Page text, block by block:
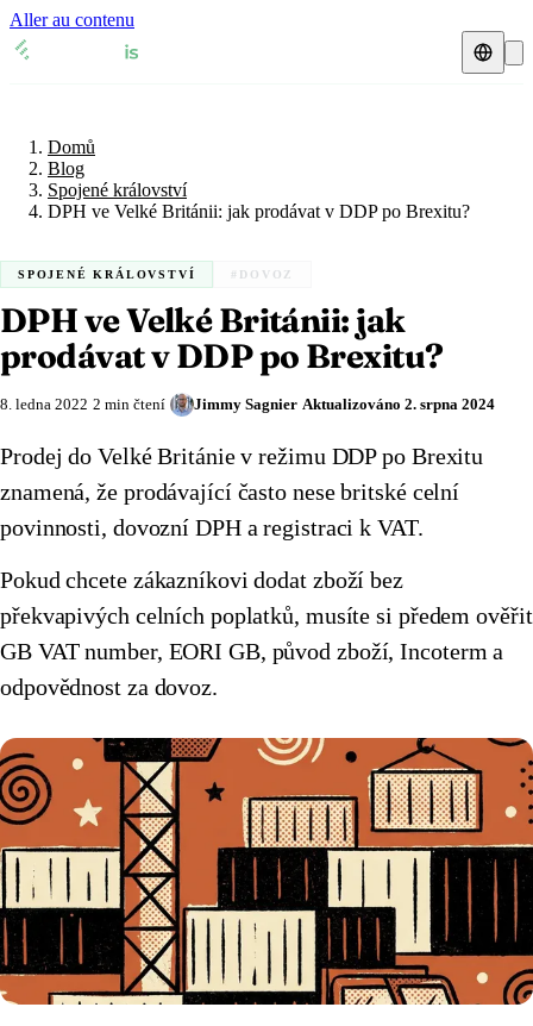
Aller au contenu
🇧🇪
🇧🇬 Bulharsko
🇨🇿 Česká republika
🇩🇰 Dánsko
🇪🇪 Estonsko
🇫🇷 Francie
🇭🇷 Chorvatsko
🇮🇪 Irsko
🇮🇹 Itálie
🇱🇻 Lotyšsko
🇱🇺 Lucembursko
🇭🇺 Maďarsko
🇲🇹 Malta
🇩🇪 Německo
Přehledy DPH
🇧🇪 Belgie
🇧🇬 Bulharsko
🇨🇿 Česká republika
🇩🇰 Dánsko
🇪🇪 Estonsko
🇫🇮 Finsko
🇫🇷 Francie
🇭🇷 Chorvatsko
🇮🇪 Irsko
🇱🇹 Litva
🇱🇻 Lotyšsko
🇱🇺 Lucembursko
🇭🇺 Maďarsko
🇲🇹 Malta
Zdroje a blog
Blog
Glosář
Ověření DIČ
Domů
Blog
Spojené království
DPH ve Velké Británii: jak prodávat v DDP po Brexitu?
SPOJENÉ KRÁLOVSTVÍ #DOVOZ
DPH ve Velké Británii: jak
prodávat v DDP po Brexitu?
8. ledna 2022 2 min čtení Jimmy Sagnier Aktualizováno 2. srpna 2024
Prodej do Velké Británie v režimu DDP po Brexitu
znamená, že prodávající často nese britské celní
povinnosti, dovozní DPH a registraci k VAT.
Pokud chcete zákazníkovi dodat zboží bez
překvapivých celních poplatků, musíte si předem ověřit
GB VAT number, EORI GB, původ zboží, Incoterm a
odpovědnost za dovoz.